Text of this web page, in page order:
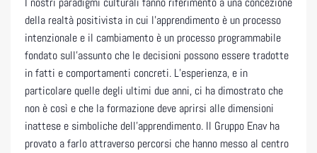
della realtà positivista in cui l’apprendimento è un processo
intenzionale e il cambiamento è un processo programmabile
fondato sull’assunto che le decisioni possono essere tradotte
in fatti e comportamenti concreti. L’esperienza, e in
particolare quelle degli ultimi due anni, ci ha dimostrato che
non è così e che la formazione deve aprirsi alle dimensioni
inattese e simboliche dell’apprendimento. Il Gruppo Enav ha
provato a farlo attraverso percorsi che hanno messo al centro